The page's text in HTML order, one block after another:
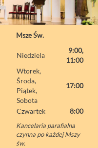
Msze Św.
Niedziela
9:00,
11:00
Wtorek,
Środa,
Piątek,
Sobota
17:00
Czwartek 8:00
Kancelaria parafialna
czynna po każdej Mszy
św.